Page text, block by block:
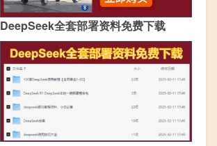
DeepSeek全套部署资料免费下载